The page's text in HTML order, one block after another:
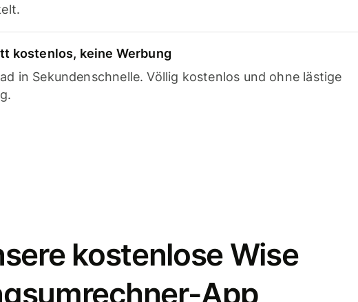
kostenlos, keine Werbung
in Sekundenschnelle. Völlig kostenlos und ohne lästige
kostenlose Wise
App